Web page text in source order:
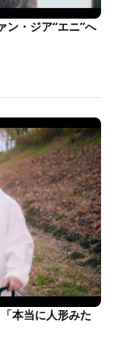
ン・ジア“エニ”へ
本当に人形みた